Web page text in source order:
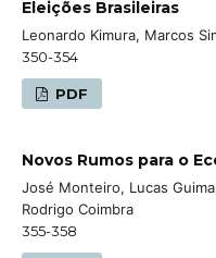
Eleições Brasileiras
Leonardo Kimura, Marcos
350-354
PDF
Novos Rumos para o
José Monteiro, Lucas
Rodrigo Coimbra
355-358